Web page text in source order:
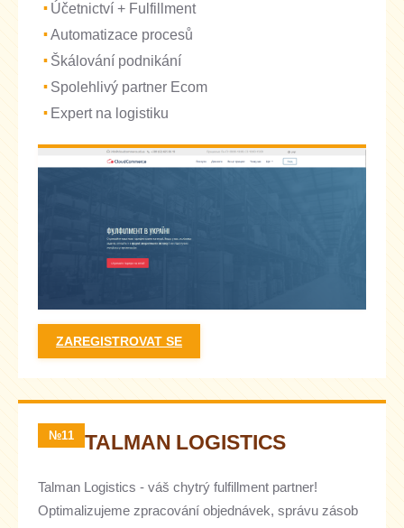
Účetnictví + Fulfillment
Automatizace procesů
Škálování podnikání
Spolehlivý partner Ecom
Expert na logistiku
ZAREGISTROVAT SE
№11 TALMAN LOGISTICS
Talman Logistics - váš chytrý fulfillment partner!
Optimalizujeme zpracování objednávek, správu zásob